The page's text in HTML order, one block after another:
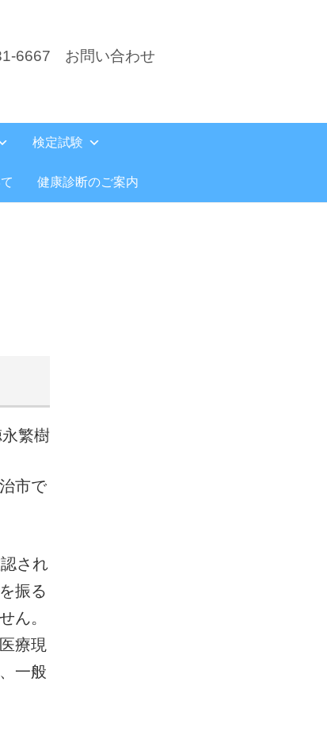
6667 お問い合わせ
検定試験
健康診断のご案内
繁樹
市で
され
振る
ん。
療現
一般